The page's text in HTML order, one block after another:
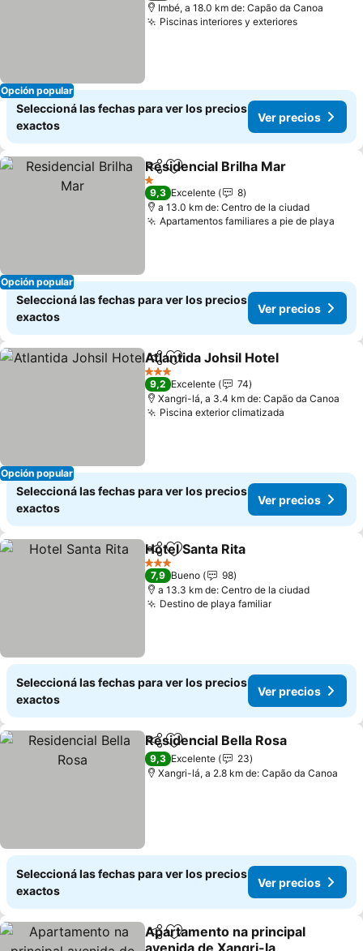
Opción popular
Imbé, a 18.0 km de: Capão da Canoa
Piscinas interiores y exteriores
Seleccioná las fechas para ver los precios
exactos
Ver precios
Opción popular
CompartirAñadir a favoritos
Residencial Brilha Mar
1 Estrellas
9,3 Excelente
8
a 13.0 km de: Centro de la ciudad
Apartamentos familiares a pie de playa
Seleccioná las fechas para ver los precios
exactos
Ver precios
Opción popular
CompartirAñadir a favoritos
Atlantida Johsil Hotel
3 Estrellas
9,2 Excelente
74
Xangri-lá, a 3.4 km de: Capão da Canoa
Piscina exterior climatizada
Seleccioná las fechas para ver los precios
exactos
Ver precios
CompartirAñadir a favoritos
Hotel Santa Rita
3 Estrellas
7,9 Bueno
98
a 13.3 km de: Centro de la ciudad
Destino de playa familiar
Seleccioná las fechas para ver los precios
exactos
Ver precios
CompartirAñadir a favoritos
Residencial Bella Rosa
9,3 Excelente
23
Xangri-lá, a 2.8 km de: Capão da Canoa
Seleccioná las fechas para ver los precios
exactos
Ver precios
CompartirAñadir a favoritos
Apartamento na principal
avenida de Xangri-la